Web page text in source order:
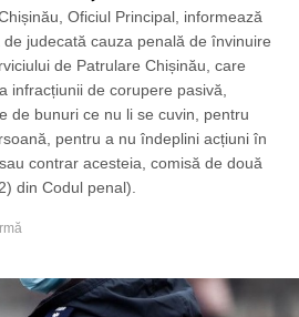
Oficiul Principal, informează
judecată cauza penală de învinuire
de Patrulare Chișinău, care
infracțiunii de corupere pasivă,
de bunuri ce nu li se cuvin, pentru
pentru a nu îndeplini acțiuni în
contrar acesteia, comisă de două
din Codul penal).